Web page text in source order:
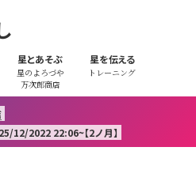
星とあそぶ
星のよろづや
万次郎商店
星を伝える
トレーニング
2022 22:06~【2ノ月】